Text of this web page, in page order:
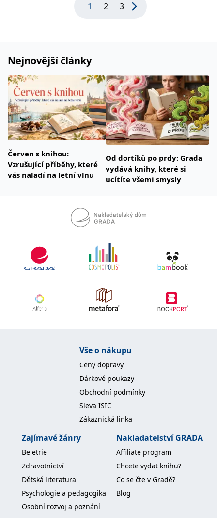
1 2 3
Nejnovější články
Červen s knihou:
Vzrušující příběhy, které
vás naladí na letní vlnu
Od dortíků po prdy: Grada
vydává knihy, které si
ucítíte všemi smysly
Vše o nákupu
Ceny dopravy
Dárkové poukazy
Obchodní podmínky
Sleva ISIC
Zákaznická linka
Zajímavé žánry
Beletrie
Zdravotnictví
Dětská literatura
Psychologie a pedagogika
Osobní rozvoj a poznání
Nakladatelství GRADA
Affiliate program
Chcete vydat knihu?
Co se čte v Gradě?
Blog